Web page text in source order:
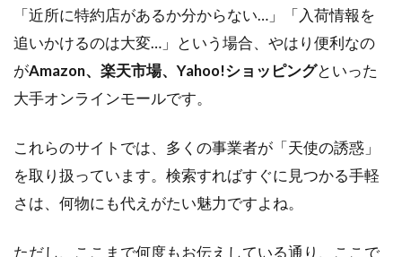
「近所に特約店があるか分からない…」「入荷情報を
追いかけるのは大変…」という場合、やはり便利なの
がAmazon、楽天市場、Yahoo!ショッピングといった
大手オンラインモールです。
これらのサイトでは、多くの事業者が「天使の誘惑」
を取り扱っています。検索すればすぐに見つかる手軽
さは、何物にも代えがたい魅力ですよね。
ただし、ここまで何度もお伝えしている通り、ここで